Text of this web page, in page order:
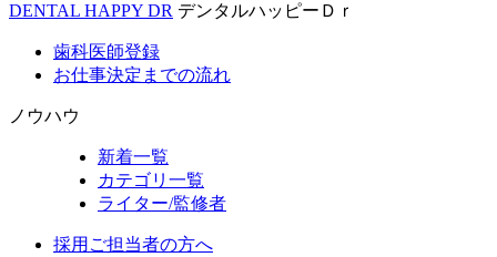
DENTAL HAPPY DR デンタルハッピーＤｒ
歯科医師登録
お仕事決定までの流れ
ノウハウ
新着一覧
カテゴリ一覧
ライター/監修者
採用ご担当者の方へ